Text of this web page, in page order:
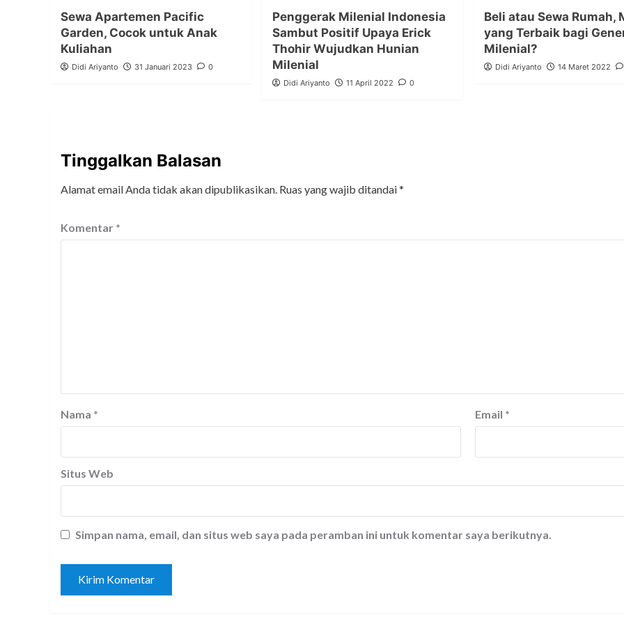
Sewa Apartemen Pacific
Garden, Cocok untuk Anak
Kuliahan
Didi Ariyanto 31 Januari 2023 0
Penggerak Milenial Indonesia
Sambut Positif Upaya Erick
Thohir Wujudkan Hunian
Milenial
Didi Ariyanto 11 April 2022 0
Beli atau Sewa Rumah,
yang Terbaik bagi
Milenial?
Didi Ariyanto 14 Maret 2022
Tinggalkan Balasan
Alamat email Anda tidak akan dipublikasikan. Ruas yang wajib ditandai*
Komentar *
Nama * Email *
Situs Web
Simpan nama, email, dan situs web saya pada peramban ini untuk komentar saya berikutnya.